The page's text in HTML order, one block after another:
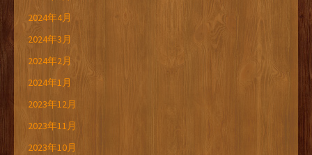
2024年4月
2024年3月
2024年2月
2024年1月
2023年12月
2023年11月
2023年10月